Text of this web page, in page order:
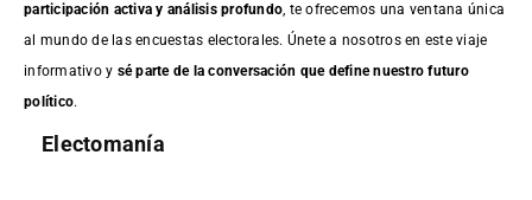
participación activa y análisis profundo, te ofrecemos una ventana única
al mundo de las encuestas electorales. Únete a nosotros en este viaje
informativo y sé parte de la conversación que define nuestro futuro
político.
Electomanía